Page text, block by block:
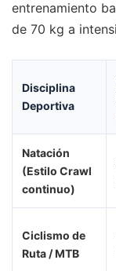
entrenamiento
de 70 kg a
Disciplina
Deportiva
Natación
(Estilo Crawl
continuo)
Ciclismo de
Ruta / MTB